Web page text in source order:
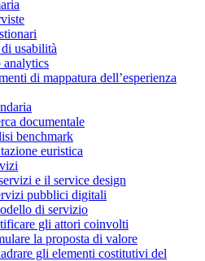
usabilità
analytics
di mappatura dell’esperienza
documentale
benchmark
euristica
e il service design
pubblici digitali
di servizio
gli attori coinvolti
la proposta di valore
gli elementi costitutivi del